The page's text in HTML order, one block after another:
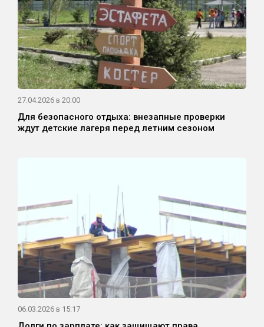
27.04.2026 в 20:00
Для безопасного отдыха: внезапные проверки
ждут детские лагеря перед летним сезоном
06.03.2026 в 15:17